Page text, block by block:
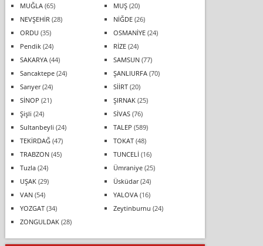
MUĞLA(65) MUŞ(20)
NEVŞEHİR (28) NİĞDE(26)
ORDU (35) OSMANİYE(24)
Pendik(24) RİZE(24)
SAKARYA(44) SAMSUN(77)
Sancaktepe(24) ŞANLIURFA(70)
Sarıyer(24) SİİRT(20)
SİNOP (21) ŞIRNAK(25)
Şişli (24) SİVAS(76)
Sultanbeyli (24) TALEP (589)
TEKİRDAĞ(47) TOKAT(48)
TRABZON(45) TUNCELİ (16)
Tuzla(24) Ümraniye(25)
UŞAK(29) Üsküdar(24)
VAN(54) YALOVA(16)
YOZGAT(34) Zeytinburnu (24)
ZONGULDAK(28)